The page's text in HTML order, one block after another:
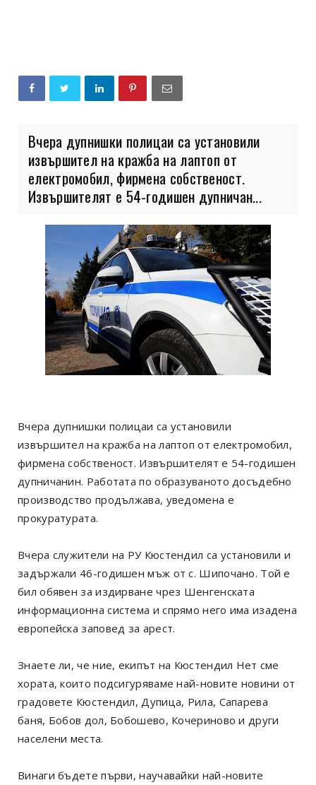
Вчера дупнишки полицаи са установили
извършител на кражба на лаптоп от
електромобил, фирмена собственост.
Извършителят е 54-годишен дупничан...
Вчера дупнишки полицаи са установили
извършител на кражба на лаптоп от електромобил,
фирмена собственост. Извършителят е 54-годишен
дупничанин. Работата по образуваното досъдебно
производство продължава, уведомена е
прокуратурата.
Вчера служители на РУ Кюстендил са установили и
задържали 46-годишен мъж от с. Шипочано. Той е
бил обявен за издирване чрез Шенгенската
информационна система и спрямо него има изадена
европейска заповед за арест.
Знаете ли, че ние, екипът на Кюстендил Нет сме
хората, които подсигуряваме най-новите новини от
градовете Кюстендил, Дупица, Рила, Сапарева
баня, Бобов дол, Бобошево, Кочериново и други
населени места.
Винаги бъдете първи, научавайки най-новите